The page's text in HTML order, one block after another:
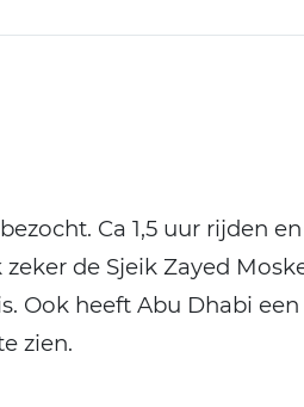
Ca 1,5 uur rijden
de Sjeik Zayed
Ook heeft Abu Dhabi
zien.